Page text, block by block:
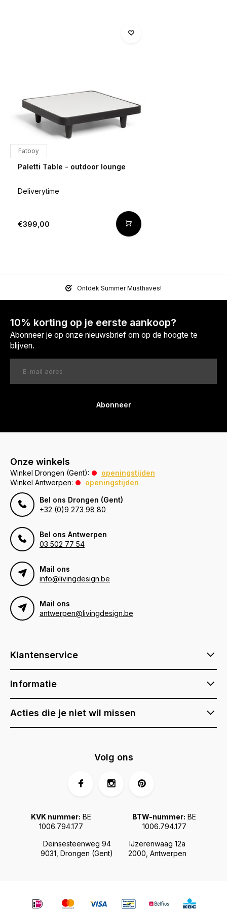
Fatboy
Paletti Table - outdoor lounge
Deliverytime
€399,00
Ontdek Summer Musthaves!
10% korting op je eerste aankoop?
Abonneer je op onze nieuwsbrief om op de hoogte te
blijven.
Abonneer
Onze winkels
Winkel Drongen (Gent):
openingstijden
Winkel Antwerpen:
openingstijden
Bel ons Drongen (Gent)
+32 (0)9 273 98 80
Bel ons Antwerpen
03 502 77 54
Mail ons
info@livingdesign.be
Mail ons
antwerpen@livingdesign.be
Klantenservice
Informatie
Acties die je niet wil missen
Deinsesteenweg 94
9031, Drongen (Gent)
IJzerenwaag 12a
2000, Antwerpen
KVK nummer: BE
1006.794.177
BTW-nummer: BE
1006.794.177
Volg ons